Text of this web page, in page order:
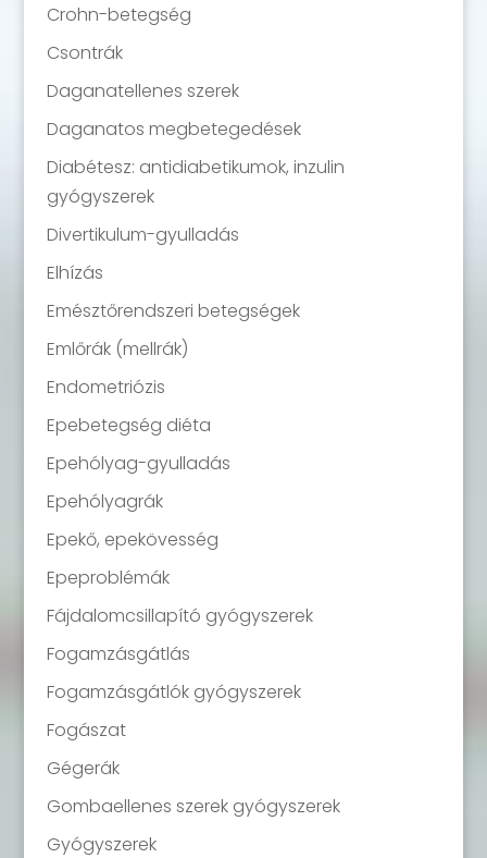
Crohn-betegség
Csontrák
Daganatellenes szerek
Daganatos megbetegedések
Diabétesz: antidiabetikumok, inzulin
gyógyszerek
Divertikulum-gyulladás
Elhízás
Emésztőrendszeri betegségek
Emlőrák (mellrák)
Endometriózis
Epebetegség diéta
Epehólyag-gyulladás
Epehólyagrák
Epekő, epekövesség
Epeproblémák
Fájdalomcsillapító gyógyszerek
Fogamzásgátlás
Fogamzásgátlók gyógyszerek
Fogászat
Gégerák
Gombaellenes szerek gyógyszerek
Gyógyszerek